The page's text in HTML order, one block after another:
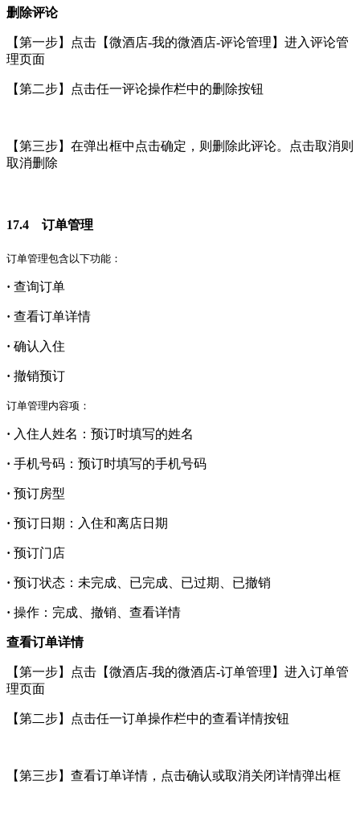
删除评论
【第一步】点击【微酒店-我的微酒店-评论管理】进入评论管
理页面
【第二步】点击任一评论操作栏中的删除按钮
【第三步】在弹出框中点击确定，则删除此评论。点击取消则
取消删除
17.4 订单管理
订单管理包含以下功能：
· 查询订单
· 查看订单详情
· 确认入住
· 撤销预订
订单管理内容项：
· 入住人姓名：预订时填写的姓名
· 手机号码：预订时填写的手机号码
· 预订房型
· 预订日期：入住和离店日期
· 预订门店
· 预订状态：未完成、已完成、已过期、已撤销
· 操作：完成、撤销、查看详情
查看订单详情
【第一步】点击【微酒店-我的微酒店-订单管理】进入订单管
理页面
【第二步】点击任一订单操作栏中的查看详情按钮
【第三步】查看订单详情，点击确认或取消关闭详情弹出框